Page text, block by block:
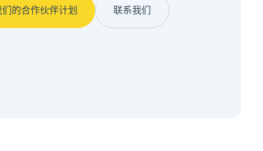
的合作伙伴计划 联系我们